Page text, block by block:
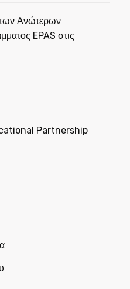
των Ανώτερων
EPAS στις
Partnership